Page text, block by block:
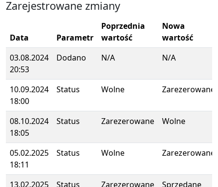
Zarejestrowane zmiany
Data Parametr
Poprzednia
wartość
Nowa
wartość
03.08.2024
20:53
Dodano N/A N/A
10.09.2024
18:00
Status Wolne Zarezerowane
08.10.2024
18:05
Status Zarezerowane Wolne
05.02.2025
18:11
Status Wolne Zarezerowane
13.02.2025 Status Zarezerowane Sprzedane